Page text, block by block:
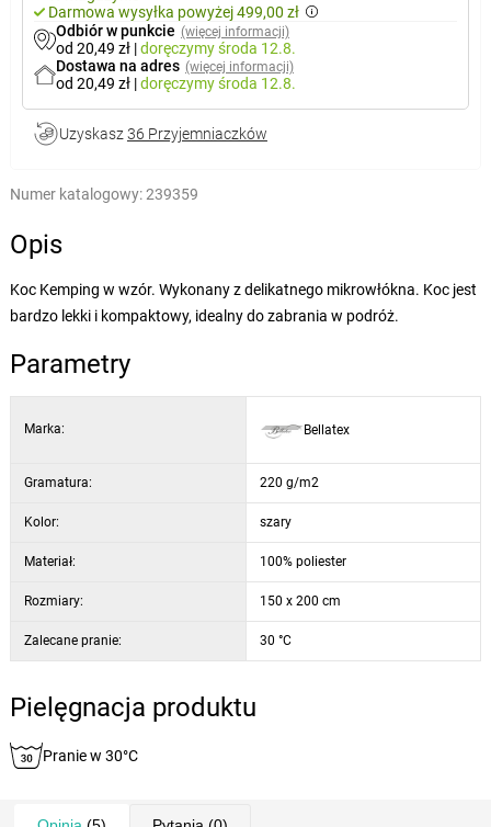
Darmowa wysyłka powyżej 499,00 zł
Odbiór w punkcie (więcej informacji)
od 20,49 zł |doręczymyśroda 12.8.
Dostawa na adres (więcej informacji)
od 20,49 zł |doręczymyśroda 12.8.
Uzyskasz 36 Przyjemniaczków
Numer katalogowy:239359
Opis
Koc Kemping w wzór. Wykonany z delikatnego mikrowłókna. Koc jest
bardzo lekki i kompaktowy, idealny do zabrania w podróż.
Parametry
Marka: Bellatex
Gramatura: 220 g/m2
Kolor: szary
Materiał: 100% poliester
Rozmiary: 150 x 200 cm
Zalecane pranie: 30 °C
Pielęgnacja produktu
Pranie w 30°C